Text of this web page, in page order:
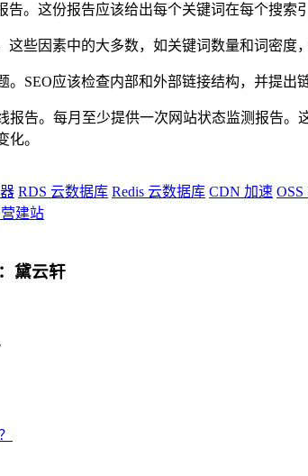
告。这份报告应该给出每个关键词在每个搜
这些因素中的大多数，如关键词数量和词密度
SEO应该检查内部和外部链接结构，并提出
报告。每月至少提供一次网站状态监测报告
化。
RDS 云数据库 Redis 云数据库 CDN 加速 OSS
建站
黛云轩